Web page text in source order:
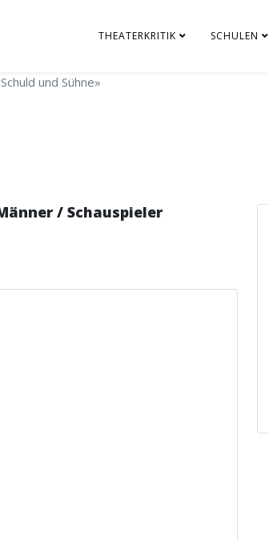
THEATERKRITIK SCHULEN
und Sühne»
/ Schauspieler